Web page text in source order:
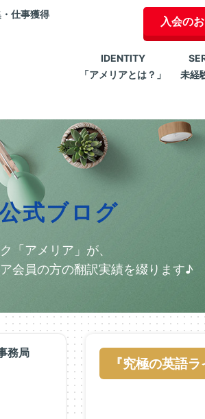
仕事獲得
入会の
IDENTITY
「アメリアとは？」
未経
式ブログ
「アメリア」が、
会員の方の翻訳実績を綴ります♪
『究極の英語
務局